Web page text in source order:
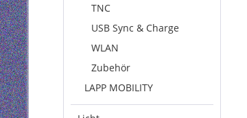
TNC
USB Sync & Charge
WLAN
Zubehör
LAPP MOBILITY